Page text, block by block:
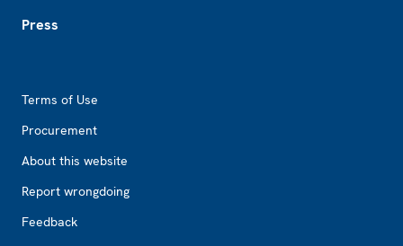
Press
Terms of Use
Procurement
About this website
Report wrongdoing
Feedback